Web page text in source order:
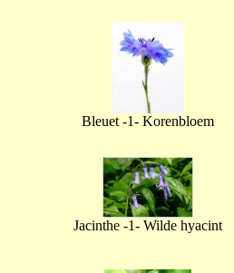
Bleuet -1- Korenbloem
Jacinthe -1- Wilde hyacint